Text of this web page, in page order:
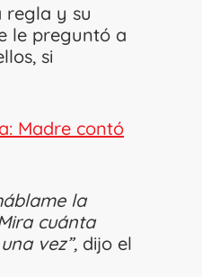
regla y su
le preguntó a
si
Madre contó
la
cuánta
vez”, dijo el